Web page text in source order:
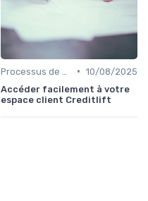
• 10/08/2025
Accéder facilement à votre
espace client Creditlift